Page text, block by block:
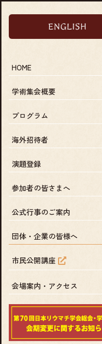
HOME
学術集会概要
プログラム
海外招待者
演題登録
参加者の皆さまへ
公式行事のご案内
団体・企業の皆様へ
市民公開講座
会場案内・アクセス